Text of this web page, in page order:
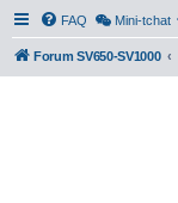
FAQ Mini-tchat
Forum SV650-SV1000